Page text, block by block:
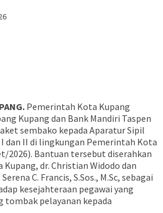
Pemerintah Kota Kupang
Kupang dan Bank Mandiri Taspen
sembako kepada Aparatur Sipil
dan II di lingkungan Pemerintah Kota
2026). Bantuan tersebut diserahkan
dr. Christian Widodo dan
C. Francis, S.Sos., M.Sc, sebagai
kesejahteraan pegawai yang
tombak pelayanan kepada